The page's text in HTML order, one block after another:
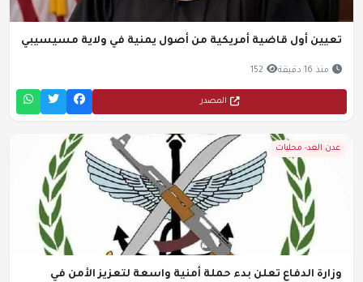
تعيين أول قاضية أمريكية من أصول يمنية في ولاية مسيسيبي
منذ 16 دقيقة 152
المصدر
عدن الغد- محليات
وزارة الدفاع تعلن بدء حملة أمنية واسعة لتعزيز الأمن في